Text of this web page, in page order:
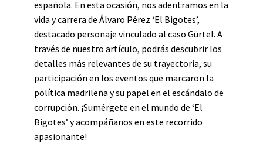
española. En esta ocasión, nos adentramos en la
vida y carrera de Álvaro Pérez ‘El Bigotes’,
destacado personaje vinculado al caso Gürtel. A
través de nuestro artículo, podrás descubrir los
detalles más relevantes de su trayectoria, su
participación en los eventos que marcaron la
política madrileña y su papel en el escándalo de
corrupción. ¡Sumérgete en el mundo de ‘El
Bigotes’ y acompáñanos en este recorrido
apasionante!